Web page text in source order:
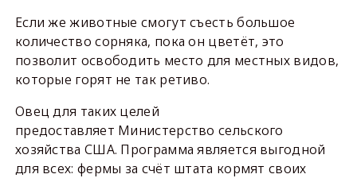
Если же животные смогут съесть большое
количество сорняка, пока он цветёт, это
позволит освободить место для местных видов,
которые горят не так ретиво.
Овец для таких целей
предоставляет Министерство сельского
хозяйства США. Программа является выгодной
для всех: фермы за счёт штата кормят своих